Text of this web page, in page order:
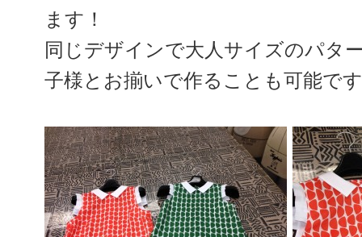
ます！
同じデザインで大人サイズのパタ
子様とお揃いで作ることも可能で